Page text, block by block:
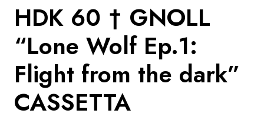
HDK 60 † GNOLL
“Lone Wolf Ep.1:
Flight from the dark”
CASSETTA